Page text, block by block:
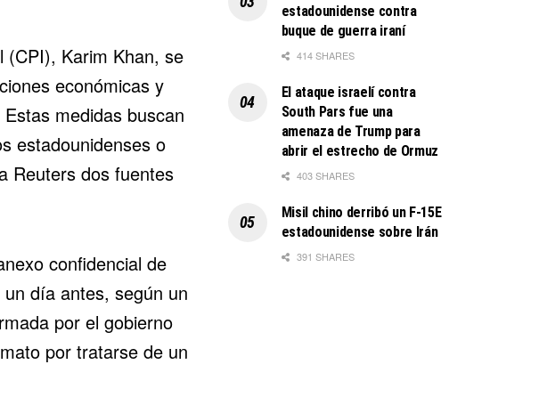
(CPI), Karim Khan, se
económicas y
medidas buscan
estadounidenses o
Reuters dos fuentes
confidencial de
día antes, según un
por el gobierno
por tratarse de un
estadounidense contra
buque de guerra iraní
414 SHARES
El ataque israelí contra
South Pars fue una
amenaza de Trump para
abrir el estrecho de Ormuz
403 SHARES
Misil chino derribó un F-15E
estadounidense sobre Irán
391 SHARES